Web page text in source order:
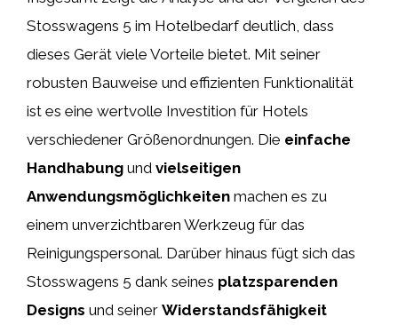
Stosswagens 5 im Hotelbedarf deutlich, dass
dieses Gerät viele Vorteile bietet. Mit seiner
robusten Bauweise und effizienten Funktionalität
ist es eine wertvolle Investition für Hotels
verschiedener Größenordnungen. Die einfache
Handhabung und vielseitigen
Anwendungsmöglichkeiten machen es zu
einem unverzichtbaren Werkzeug für das
Reinigungspersonal. Darüber hinaus fügt sich das
Stosswagens 5 dank seines platzsparenden
Designs und seiner Widerstandsfähigkeit